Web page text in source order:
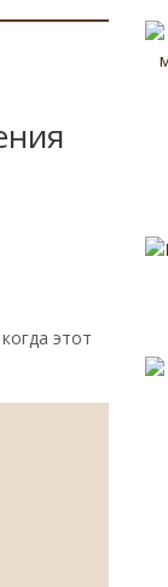
этот